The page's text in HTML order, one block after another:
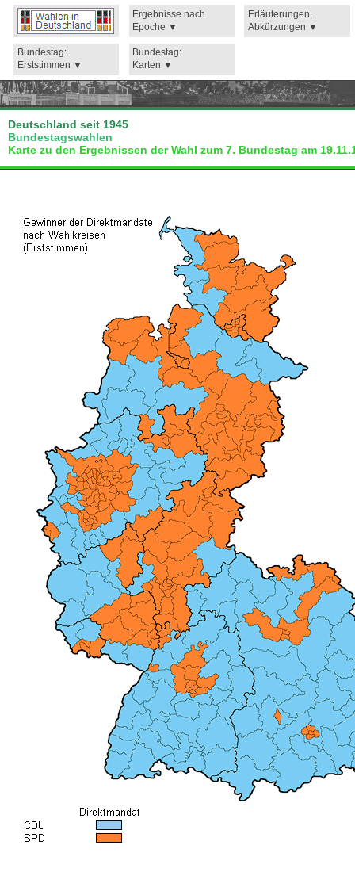
Ergebnisse nach
Epoche
Erläuterungen,
Abkürzungen
Bundestag:
Erststimmen
Bundestag:
Karten
Deutschland seit 1945
Bundestagswahlen
Karte zu den Ergebnissen der Wahl zum 7. Bundestag am